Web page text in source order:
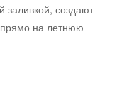
заливкой, создают
прямо на летнюю